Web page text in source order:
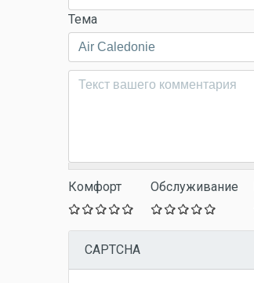
Тема
Комментарий*
Комфорт Обслуживание
CAPTCHA